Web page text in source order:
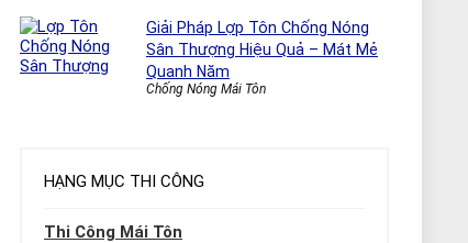
Giải Pháp Lợp Tôn Chống Nóng
Sân Thượng Hiệu Quả – Mát Mẻ
Quanh Năm
Chống Nóng Mái Tôn
HẠNG MỤC THI CÔNG
Thi Công Mái Tôn